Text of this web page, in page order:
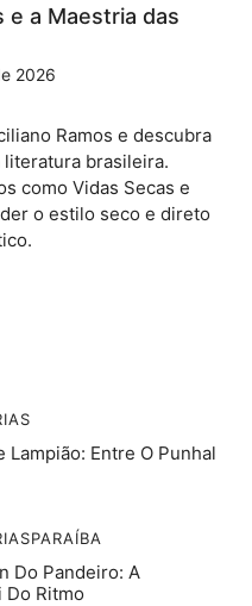
e a Maestria das
2026
Ramos e descubra
literatura brasileira.
como Vidas Secas e
o estilo seco e direto
Lampião: Entre O Punhal
PARAÍBA
Do Pandeiro: A
Do Ritmo